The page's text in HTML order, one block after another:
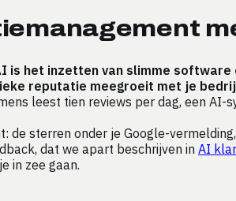
is het inzetten van slimme
reputatie meegroeit met je
leest tien reviews per dag, een
de sterren onder je Google-
dat we apart beschrijven in AI
in zee gaan.